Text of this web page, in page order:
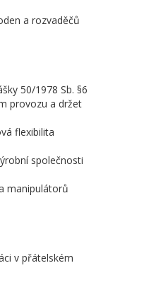
a rozvaděčů
50/1978 Sb. §6
provozu a držet
flexibilita
společnosti
manipulátorů
v přátelském